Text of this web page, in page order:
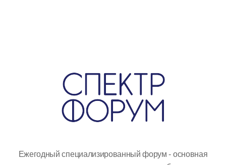
Ежегодный специализированный форум - основная